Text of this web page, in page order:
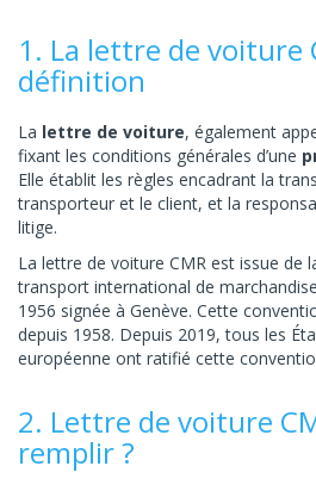
1. La lettre de voiture
définition
La lettre de voiture, également
fixant les conditions générales d’une
Elle établit les règles encadrant la
transporteur et le client, et la
litige.
La lettre de voiture CMR est issue de
transport international de
1956 signée à Genève. Cette
depuis 1958. Depuis 2019, tous les
européenne ont ratifié cette
2. Lettre de voiture
remplir ?